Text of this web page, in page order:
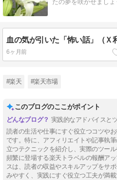
たの夢を咲かせましょ
6ヶ月前
#楽天 #楽天市場
このブログのここがポイント
実践的なアドバイスと
読者の生活や仕事にすぐ役立つコツや
です。特に、アフィリエイトや記事執
立つテクニックを紹介し、実際のツー
頻繁に登場する楽天トラベルの報酬ア
スは、読者の収益やスキルアップをサ
みやすく、実践にすぐ役立つ工夫が満載